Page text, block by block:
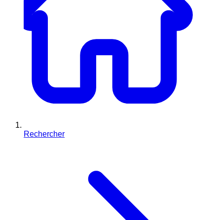
Rechercher